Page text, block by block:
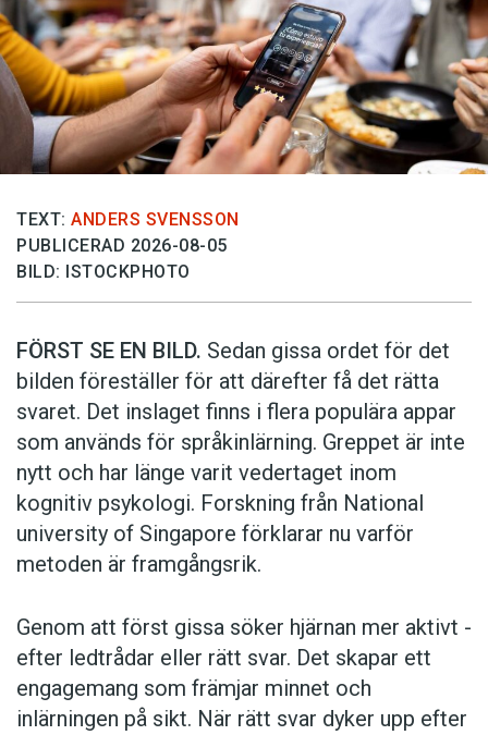
TEXT: ANDERS SVENSSON
PUBLICERAD 2026-08-05
BILD: ISTOCKPHOTO
FÖRST SE EN BILD. Sedan gissa ordet för det
bilden föreställer för att därefter få det rätta
svaret. Det inslaget finns i flera populära appar
som används för språkinlärning. Greppet är inte
nytt och har länge varit vedertaget inom
kognitiv psykologi. Forskning från National
university of Singa­pore förklarar nu varför
metoden är framgångsrik.
Genom att först gissa ­söker hjärnan mer aktivt ­
efter ledtrådar eller rätt svar. Det skapar ett
engagemang som främjar minnet och
inlärningen på sikt. När rätt svar dyker upp efter